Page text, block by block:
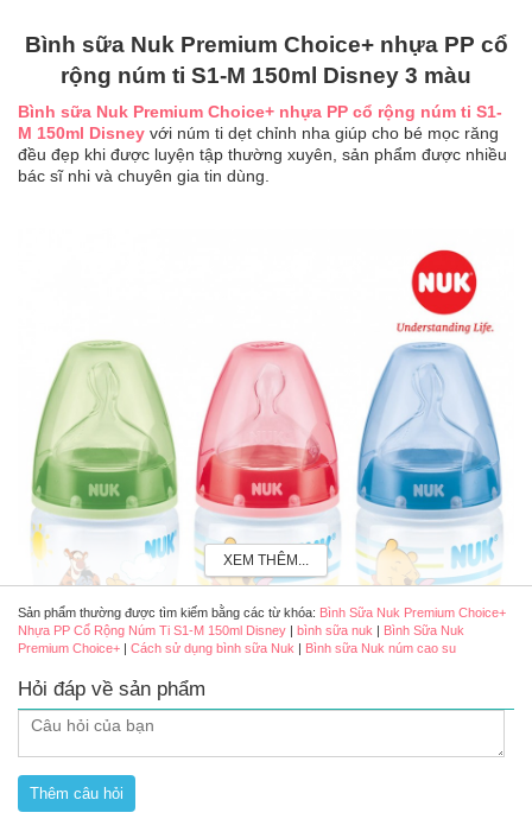
Bình sữa Nuk Premium Choice+ nhựa PP cổ
rộng núm ti S1-M 150ml Disney 3 màu
Bình sữa Nuk Premium Choice+ nhựa PP cổ rộng núm ti S1-
M 150ml Disney với núm ti dẹt chỉnh nha giúp cho bé mọc răng
đều đẹp khi được luyện tập thường xuyên, sản phẩm được nhiều
bác sĩ nhi và chuyên gia tin dùng.
Bình sữa Nuk Premium Choice+ nhựa PP cổ rộng núm ti S1-M
XEM THÊM...
Sản phẩm thường được tìm kiếm bằng các từ khóa: Bình Sữa Nuk Premium Choice+
Nhựa PP Cổ Rộng Núm Ti S1-M 150ml Disney | bình sữa nuk | Bình Sữa Nuk
Premium Choice+ | Cách sử dụng bình sữa Nuk | Bình sữa Nuk núm cao su
Hỏi đáp về sản phẩm